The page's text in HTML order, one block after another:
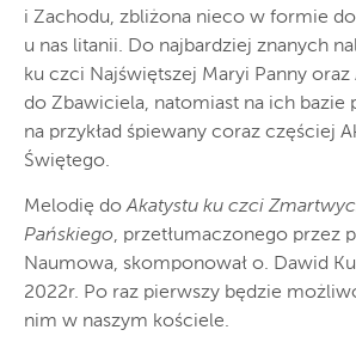
i Zachodu, zbliżona nieco w formie
u nas litanii. Do najbardziej znanych
ku czci Najświętszej Maryi Panny oraz
do Zbawiciela, natomiast na ich bazie
na przykład śpiewany coraz częściej
Świętego.
Melodię doAkatystu ku czci
Pańskiego, przetłumaczonego przez
Naumowa, skomponował o. Dawid
2022r. Po raz pierwszy będzie
nim w naszym kościele.